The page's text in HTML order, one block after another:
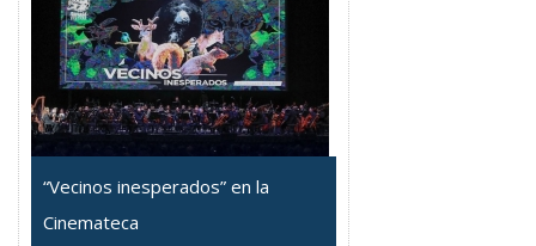
“Vecinos inesperados” en la
Cinemateca